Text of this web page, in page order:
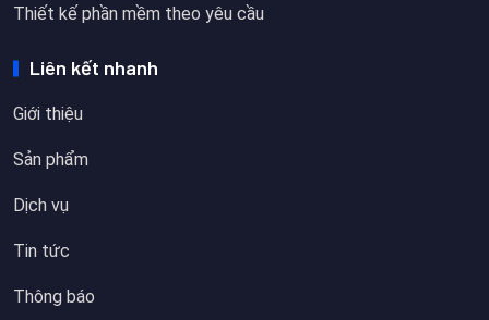
Thiết kế phần mềm theo yêu cầu
Liên kết nhanh
Giới thiệu
Sản phẩm
Dịch vụ
Tin tức
Thông báo